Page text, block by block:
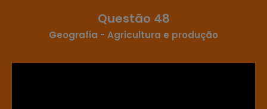
Questão 48
Geografia - Agricultura e produção